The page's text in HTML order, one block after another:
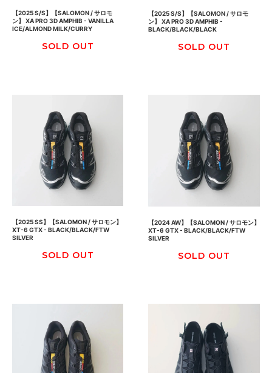
【2025 S/S】【SALOMON / サロモ
ン】 XA PRO 3D AMPHIB - VANILLA
ICE/ALMOND MILK/CURRY
SOLD OUT
【2025 S/S】【SALOMON / サロモ
ン】 XA PRO 3D AMPHIB -
BLACK/BLACK/BLACK
SOLD OUT
【2025 SS】【SALOMON / サロモン】
XT-6 GTX - BLACK/BLACK/FTW
SILVER
SOLD OUT
【2024 AW】【SALOMON / サロモン】
XT-6 GTX - BLACK/BLACK/FTW
SILVER
SOLD OUT